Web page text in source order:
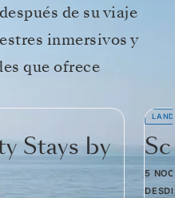
de su viaje
inmersivos y
que ofrece
Stays by
5